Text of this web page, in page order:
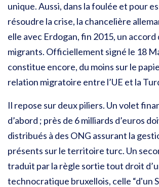
unique. Aussi, dans la foulée et pour
résoudre la crise, la chancelière
elle avec Erdogan, fin 2015, un accord
migrants. Officiellement signé le 18
constitue encore, du moins sur le
relation migratoire entre l’UE et la
Il repose sur deux piliers. Un volet
d’abord ; près de 6 milliards d’euros
distribués à des ONG assurant la
présents sur le territoire turc. Un
traduit par la règle sortie tout droit
technocratique bruxellois, celle “d'un